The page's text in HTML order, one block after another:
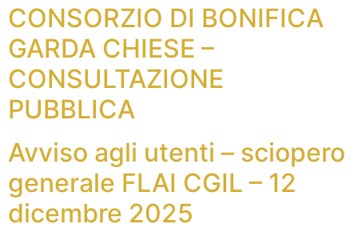
CONSORZIO DI BONIFICA
GARDA CHIESE –
CONSULTAZIONE
PUBBLICA
Avviso agli utenti – sciopero
generale FLAI CGIL – 12
dicembre 2025